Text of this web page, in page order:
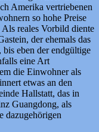
Amerika vertriebenen
so hohe Preise
Als reales Vorbild diente
der ehemals das
eben der endgültige
eine Art
die Einwohner als
etwas an den
Hallstatt, das in
Guangdong, als
dazugehörigen